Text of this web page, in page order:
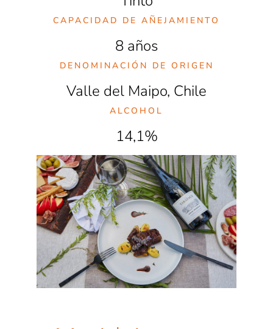
CAPACIDAD DE AÑEJAMIENTO
8 años
DENOMINACIÓN DE ORIGEN
Valle del Maipo, Chile
ALCOHOL
14,1%